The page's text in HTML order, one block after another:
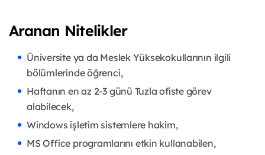
Aranan Nitelikler
Üniversite ya da Meslek Yüksekokullarının ilgili
bölümlerinde öğrenci,
Haftanın en az 2-3 günü Tuzla ofiste görev
alabilecek,
Windows işletim sistemlere hakim,
MS Office programlarını etkin kullanabilen,